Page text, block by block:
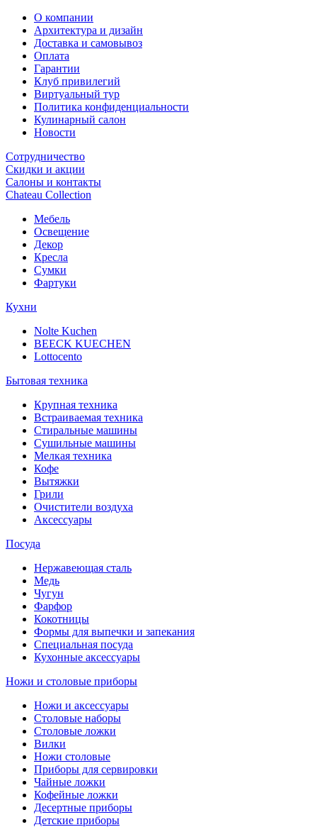
О компании
Архитектура и дизайн
Доставка и самовывоз
Оплата
Гарантии
Клуб привилегий
Виртуальный тур
Политика конфиденциальности
Кулинарный салон
Новости
Сотрудничество
Скидки и акции
Салоны и контакты
Chateau Collection
Мебель
Освещение
Декор
Кресла
Сумки
Фартуки
Кухни
Nolte Kuchen
BEECK KUECHEN
Lottocento
Бытовая техника
Крупная техника
Встраиваемая техника
Стиральные машины
Сушильные машины
Мелкая техника
Кофе
Вытяжки
Грили
Очистители воздуха
Аксессуары
Посуда
Нержавеющая сталь
Медь
Чугун
Фарфор
Кокотницы
Формы для выпечки и запекания
Специальная посуда
Кухонные аксессуары
Ножи и столовые приборы
Ножи и аксессуары
Столовые наборы
Столовые ложки
Вилки
Ножи столовые
Приборы для сервировки
Чайные ложки
Кофейные ложки
Десертные приборы
Детские приборы